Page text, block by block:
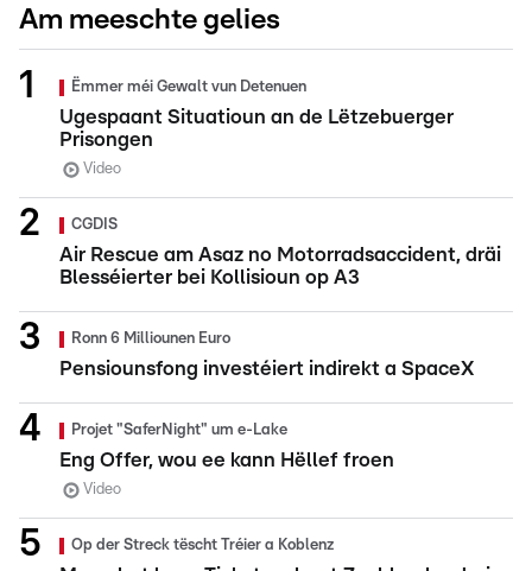
Am meeschte gelies
Ëmmer méi Gewalt vun Detenuen
Ugespaant Situatioun an de Lëtzebuerger
Prisongen
Video
CGDIS
Air Rescue am Asaz no Motorradsaccident, dräi
Blesséierter bei Kollisioun op A3
Ronn 6 Milliounen Euro
Pensiounsfong investéiert indirekt a SpaceX
Projet "SaferNight" um e-Lake
Eng Offer, wou ee kann Hëllef froen
Video
Op der Streck tëscht Tréier a Koblenz